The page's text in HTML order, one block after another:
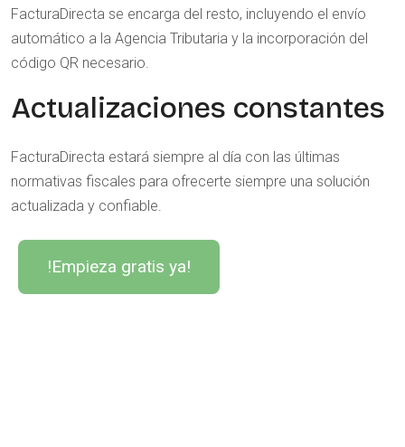
FacturaDirecta se encarga del resto, incluyendo el envío
automático a la Agencia Tributaria y la incorporación del
código QR necesario.
Actualizaciones constantes
FacturaDirecta estará siempre al día con las últimas
normativas fiscales para ofrecerte siempre una solución
actualizada y confiable.
!Empieza gratis ya!